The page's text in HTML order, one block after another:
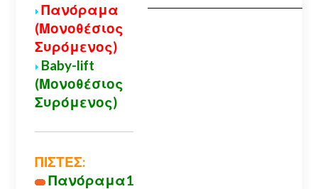
Πανόραμα
(Μονοθέσιος
Συρόμενος)
Baby-lift
(Μονοθέσιος
Συρόμενος)
ΠΙΣΤΕΣ:
Πανόραμα1